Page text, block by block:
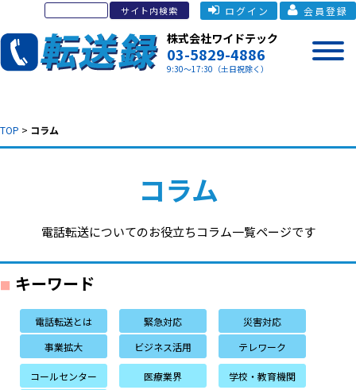
ログイン 会員登録
株式会社ワイドテック
03-5829-4886
9:30～17:30（土日祝除く）
TOP > コラム
コラム
電話転送についてのお役立ちコラム一覧ページです
キーワード
電話転送とは 緊急対応
災害対応
事業拡大
ビジネス活用 テレワーク
コールセンター 医療業界
学校・教育機関